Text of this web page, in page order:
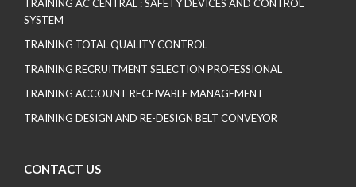
TRAINING AC CENTRAL : SAFETY DEVICES AND CONTROL
SYSTEM
TRAINING TOTAL QUALITY CONTROL
TRAINING RECRUITMENT SELECTION PROFESSIONAL
TRAINING ACCOUNT RECEIVABLE MANAGEMENT
TRAINING DESIGN AND RE-DESIGN BELT CONVEYOR
CONTACT US